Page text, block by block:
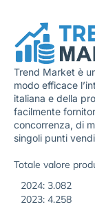
Trend Market è
modo efficace
italiana e della
facilmente
concorrenza, di
singoli punti
Totale valore
2024: 3.082
2023: 4.258